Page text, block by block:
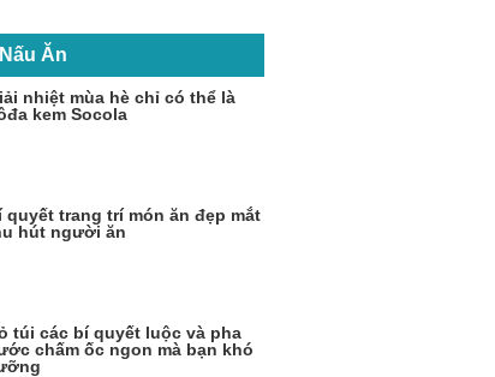
Ăn
nhiệt mùa hè chỉ có thể là
kem Socola
quyết trang trí món ăn đẹp mắt
hút người ăn
túi các bí quyết luộc và pha
chấm ốc ngon mà bạn khó